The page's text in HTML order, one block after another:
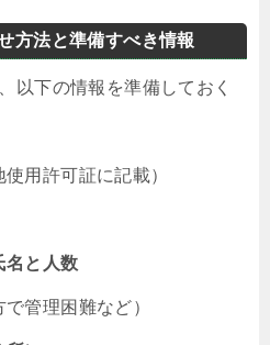
方法と準備すべき情報
以下の情報を準備しておく
使用許可証に記載）
名と人数
で管理困難など）